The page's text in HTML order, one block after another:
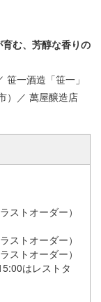
育む、芳醇な香りの
一酒造「笹一」
）／ 萬屋醸造店
ストオーダー）
ストオーダー）
ストオーダー）
はレストタ